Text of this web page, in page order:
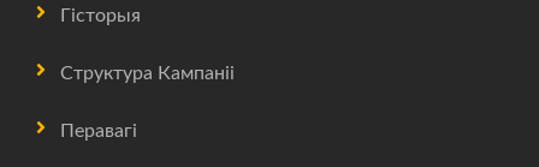
Гісторыя
Структура Кампаніі
Перавагі